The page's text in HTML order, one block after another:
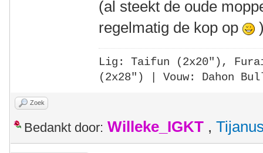
(al steekt de oude
regelmatig de kop op
Lig: Taifun (2x20"),
(2x28")
| Vouw: Dahon
Zoek
Bedankt door: Willeke_IGKT ,